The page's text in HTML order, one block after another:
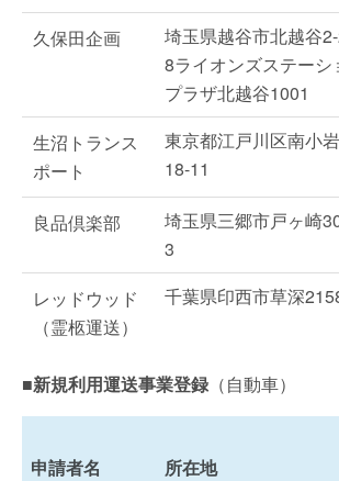
久保田企画
埼玉県越谷市北越谷
8ライオンズステーシ
プラザ北越谷1001
生沼トランス
ポート
東京都江戸川区南小
18-11
良品倶楽部
埼玉県三郷市戸ヶ崎
3
レッドウッド
（霊柩運送）
千葉県印西市草深
■新規利用運送事業登録 （自動車）
申請者名 所在地